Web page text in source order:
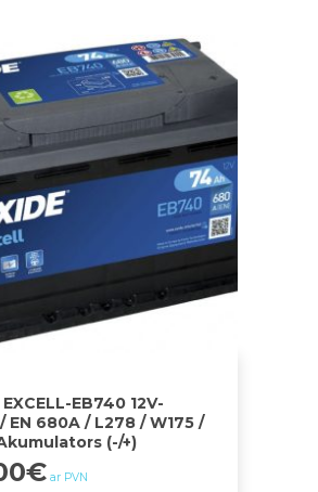
EXCELL-EB740 12V-
EN 680A / L278 / W175 /
(-/+)
€ ar PVN